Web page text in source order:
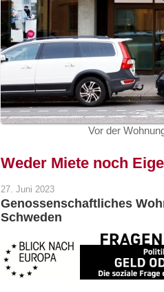
Vor der
Weder Miete noch
27. Juni 2023
Genossenschaftliches
Schweden